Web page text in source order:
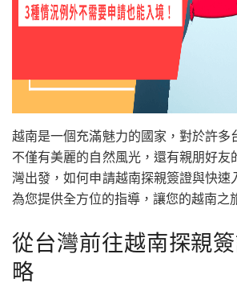
越南是一個充滿魅力的國家，對於許多
不僅有美麗的自然風光，還有親朋好友
灣出發，如何申請越南探親簽證與快速
為您提供全方位的指導，讓您的越南之
從台灣前往越南探親
略